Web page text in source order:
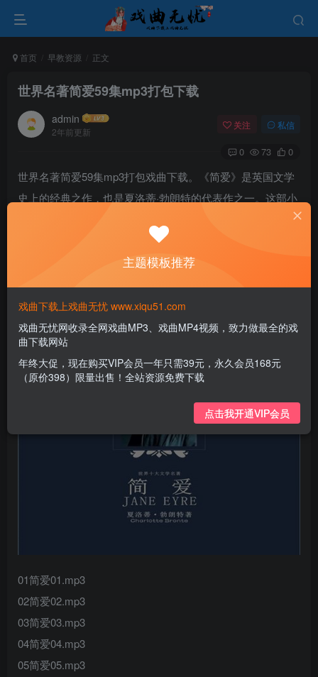
首页 早教资源 正文
世界名著简爱59集mp3打包下载
admin
2年前更新
关注 私信
0 73 0
世界名著简爱59集mp3打包戏曲下载。《简爱》是英国文学
史上的经典之作，也是夏洛蒂·勃朗特的代表作之一。这部小
说探讨了许多19世纪英国社会的重要议题，如阶级固化、女
性地位、宗教信仰等，对当时的文学和社会产生了深远的影
响。同时，它塑造了一个充满个性和独立思考的女性形象，
之作。
01简爱01.mp3
02简爱02.mp3
03简爱03.mp3
04简爱04.mp3
05简爱05.mp3
主题模板推荐
戏曲下载上戏曲无忧 www.xiqu51.com
戏曲无忧网收录全网戏曲MP3、戏曲MP4视频，致力做最全的戏
曲下载网站
年终大促，现在购买VIP会员一年只需39元，永久会员168元
（原价398）限量出售！全站资源免费下载
点击我开通VIP会员